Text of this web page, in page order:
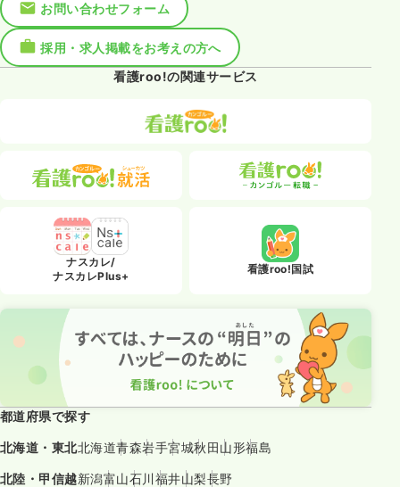
お問い合わせフォーム
採用・求人掲載をお考えの方へ
看護roo!の関連サービス
ナスカレ/
ナスカレPlus+
看護roo!国試
都道府県で探す
北海道・東北北海道青森岩手宮城秋田山形福島
北陸・甲信越新潟富山石川福井山梨長野